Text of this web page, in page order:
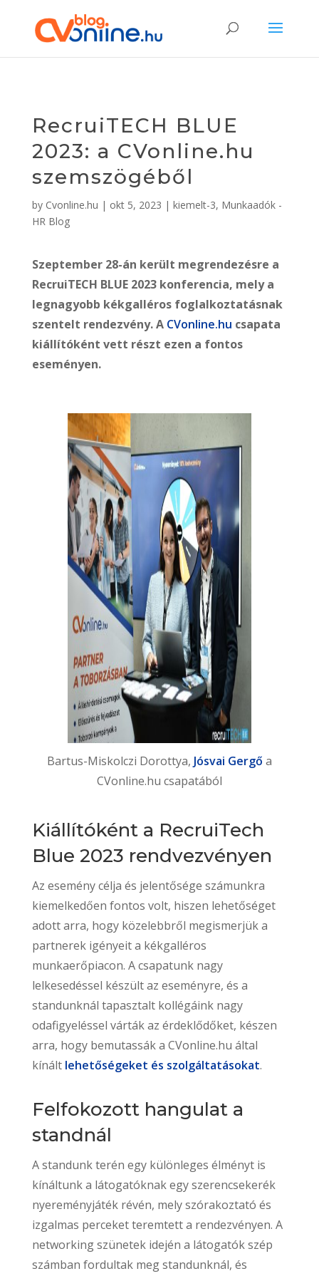
RecruiTECH BLUE
2023: a CVonline.hu
szemszögéből
by Cvonline.hu | okt 5, 2023 | kiemelt-3, Munkaadók -
HR Blog
Szeptember 28-án került megrendezésre a
RecruiTECH BLUE 2023 konferencia, mely a
legnagyobb kékgalléros foglalkoztatásnak
szentelt rendezvény. A CVonline.hu csapata
kiállítóként vett részt ezen a fontos
eseményen.
Bartus-Miskolczi Dorottya, Jósvai Gergő a
CVonline.hu csapatából
Kiállítóként a RecruiTech
Blue 2023 rendvezvényen
Az esemény célja és jelentősége számunkra
kiemelkedően fontos volt, hiszen lehetőséget
adott arra, hogy közelebbről megismerjük a
partnerek igényeit a kékgalléros
munkaerőpiacon. A csapatunk nagy
lelkesedéssel készült az eseményre, és a
standunknál tapasztalt kollégáink nagy
odafigyeléssel várták az érdeklődőket, készen
arra, hogy bemutassák a CVonline.hu által
kínált lehetőségeket és szolgáltatásokat.
Felfokozott hangulat a
standnál
A standunk terén egy különleges élményt is
kínáltunk a látogatóknak egy szerencsekerék
nyereményjáték révén, mely szórakoztató és
izgalmas perceket teremtett a rendezvényen. A
networking szünetek idején a látogatók szép
számban fordultak meg standunknál, és